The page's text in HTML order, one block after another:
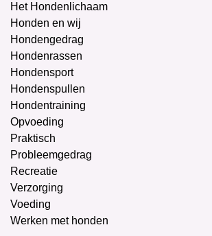
Het Hondenlichaam
Honden en wij
Hondengedrag
Hondenrassen
Hondensport
Hondenspullen
Hondentraining
Opvoeding
Praktisch
Probleemgedrag
Recreatie
Verzorging
Voeding
Werken met honden